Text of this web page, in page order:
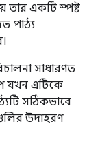
তার একটি স্পষ্ট
পাঠ্য
সাধারণত
যখন এটিকে
সঠিকভাবে
উদাহরণ